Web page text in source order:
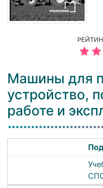
Машины для
устройство,
работе и